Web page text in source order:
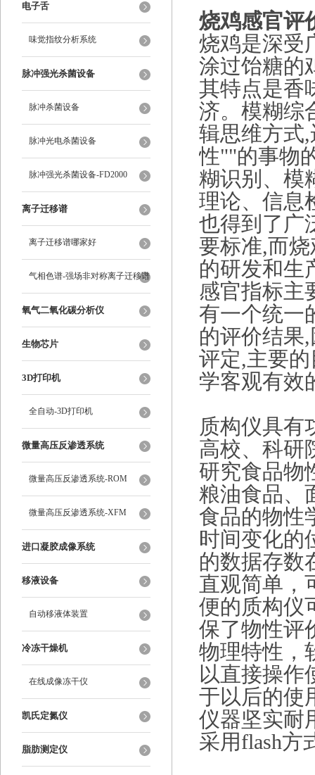
电子舌
味觉指纹分析系统
脉冲强光杀菌设备
脉冲杀菌设备
脉冲光电杀菌设备
脉冲强光杀菌设备-FD2000
离子迁移谱
离子迁移谱哪家好
气相色谱-强场非对称离子迁移谱
氧气二氧化碳分析仪
生物芯片
3D打印机
全自动-3D打印机
微量高压反渗透系统
微量高压反渗透系统-ROM
微量高压反渗透系统-XFM
进口凝胶成像系统
移液设备
自动移液体装置
冷冻干燥机
在线成像冻干仪
凯氏定氮仪
脂肪测定仪
烧鸡感官评
烧鸡是深受
涂过饴糖的
其特点是香
济。模糊综
辑思维方式
性""的事物
糊识别、模
理论、信息
也得到了广
要标准,而
的研发和生
感官指标主
有一个统一
的评价结果
评定,主要
学客观有效
质构仪具有
高校、科研
研究食品物
粮油食品、
食品的物性
时间变化的
的数据存数
直观简单，
便的质构仪
保了物性评
物理特性，
以直接操作
于以后的使
仪器坚实耐
采用flash方